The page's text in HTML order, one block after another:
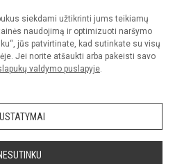
siekdami užtikrinti jums teikiamų
naudojimą ir optimizuoti naršymo
jūs patvirtinate, kad sutinkate su visų
Jei norite atšaukti arba pakeisti savo
valdymo puslapyje.
gimnazija. Visos teisės saugomos.
sutikimo griežtai draudžiama.
Slapukų valdymas